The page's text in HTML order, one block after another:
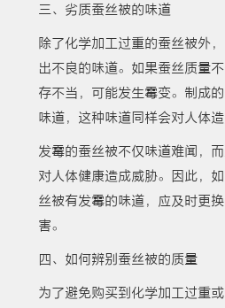
三、劣质蚕丝被的味道
除了化学加工过重的蚕丝被外
出不良的味道。如果蚕丝质量
存不当，可能发生霉变。制成
味道，这种味道同样会对人体造
发霉的蚕丝被不仅味道难闻，
对人体健康造成威胁。因此，
丝被有发霉的味道，应及时更
害。
四、如何辨别蚕丝被的质量
为了避免购买到化学加工过重